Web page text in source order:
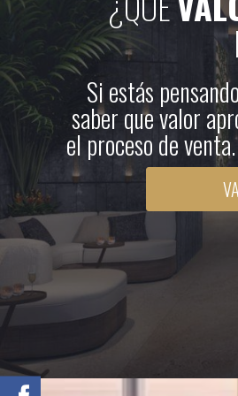
Si estás
saber que valor
el proceso de